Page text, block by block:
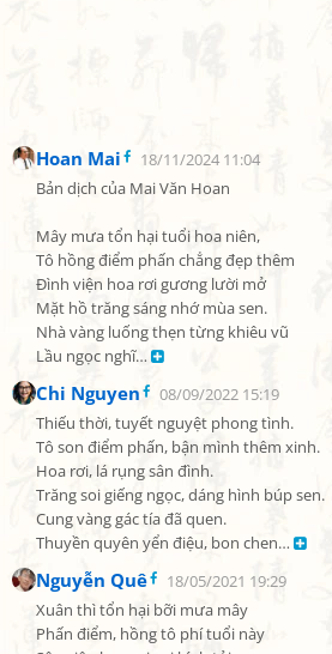
Hoan Mai
18/11/2024 11:04
Bản dịch của Mai Văn Hoan
Mây mưa tổn hại tuổi hoa niên,
Tô hồng điểm phấn chẳng đẹp thêm
Đình viện hoa rơi gương lười mở
Mặt hồ trăng sáng nhớ mùa sen.
Nhà vàng luống thẹn từng khiêu vũ
Lầu ngọc nghĩ…
Chi Nguyen
08/09/2022 15:19
Thiếu thời, tuyết nguyệt phong tình.
Tô son điểm phấn, bận mình thêm xinh.
Hoa rơi, lá rụng sân đình.
Trăng soi giếng ngọc, dáng hình búp sen.
Cung vàng gác tía đã quen.
Thuyền quyên yển điệu, bon chen…
Nguyễn Quê
18/05/2021 19:29
Xuân thì tổn hại bỡi mưa mây
Phấn điểm, hồng tô phí tuổi này